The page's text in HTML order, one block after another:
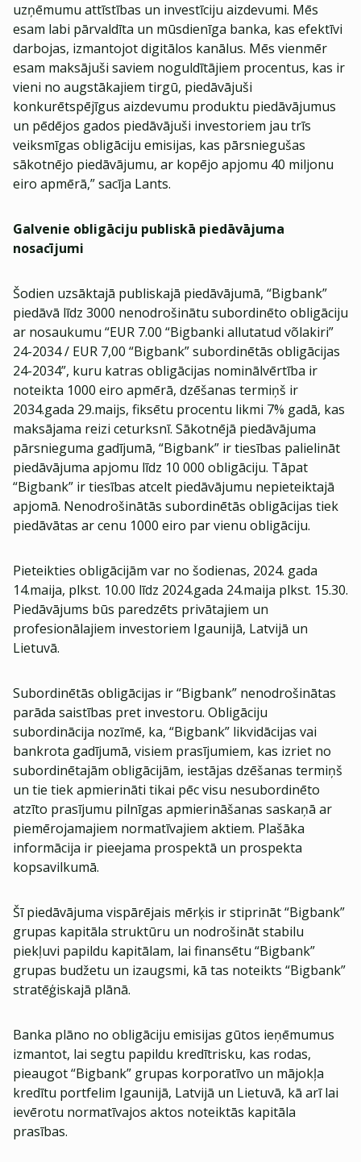
uzņēmumu attīstības un investīciju aizdevumi. Mēs
esam labi pārvaldīta un mūsdienīga banka, kas efektīvi
darbojas, izmantojot digitālos kanālus. Mēs vienmēr
esam maksājuši saviem noguldītājiem procentus, kas ir
vieni no augstākajiem tirgū, piedāvājuši
konkurētspējīgus aizdevumu produktu piedāvājumus
un pēdējos gados piedāvājuši investoriem jau trīs
veiksmīgas obligāciju emisijas, kas pārsniegušas
sākotnējo piedāvājumu, ar kopējo apjomu 40 miljonu
eiro apmērā,” sacīja Lants.
Galvenie obligāciju publiskā piedāvājuma
nosacījumi
Šodien uzsāktajā publiskajā piedāvājumā, “Bigbank”
piedāvā līdz 3000 nenodrošinātu subordinēto obligāciju
ar nosaukumu “EUR 7.00 “Bigbanki allutatud võlakiri”
24-2034 / EUR 7,00 “Bigbank” subordinētās obligācijas
24-2034”, kuru katras obligācijas nominālvērtība ir
noteikta 1000 eiro apmērā, dzēšanas termiņš ir
2034.gada 29.maijs, fiksētu procentu likmi 7% gadā, kas
maksājama reizi ceturksnī. Sākotnējā piedāvājuma
pārsnieguma gadījumā, “Bigbank” ir tiesības palielināt
piedāvājuma apjomu līdz 10 000 obligāciju. Tāpat
“Bigbank” ir tiesības atcelt piedāvājumu nepieteiktajā
apjomā. Nenodrošinātās subordinētās obligācijas tiek
piedāvātas ar cenu 1000 eiro par vienu obligāciju.
Pieteikties obligācijām var no šodienas, 2024. gada
14.maija, plkst. 10.00 līdz 2024.gada 24.maija plkst. 15.30.
Piedāvājums būs paredzēts privātajiem un
profesionālajiem investoriem Igaunijā, Latvijā un
Lietuvā.
Subordinētās obligācijas ir “Bigbank” nenodrošinātas
parāda saistības pret investoru. Obligāciju
subordinācija nozīmē, ka, “Bigbank” likvidācijas vai
bankrota gadījumā, visiem prasījumiem, kas izriet no
subordinētajām obligācijām, iestājas dzēšanas termiņš
un tie tiek apmierināti tikai pēc visu nesubordinēto
atzīto prasījumu pilnīgas apmierināšanas saskaņā ar
piemērojamajiem normatīvajiem aktiem. Plašāka
informācija ir pieejama prospektā un prospekta
kopsavilkumā.
Šī piedāvājuma vispārējais mērķis ir stiprināt “Bigbank”
grupas kapitāla struktūru un nodrošināt stabilu
piekļuvi papildu kapitālam, lai finansētu “Bigbank”
grupas budžetu un izaugsmi, kā tas noteikts “Bigbank”
stratēģiskajā plānā.
Banka plāno no obligāciju emisijas gūtos ieņēmumus
izmantot, lai segtu papildu kredītrisku, kas rodas,
pieaugot “Bigbank” grupas korporatīvo un mājokļa
kredītu portfelim Igaunijā, Latvijā un Lietuvā, kā arī lai
ievērotu normatīvajos aktos noteiktās kapitāla
prasības.